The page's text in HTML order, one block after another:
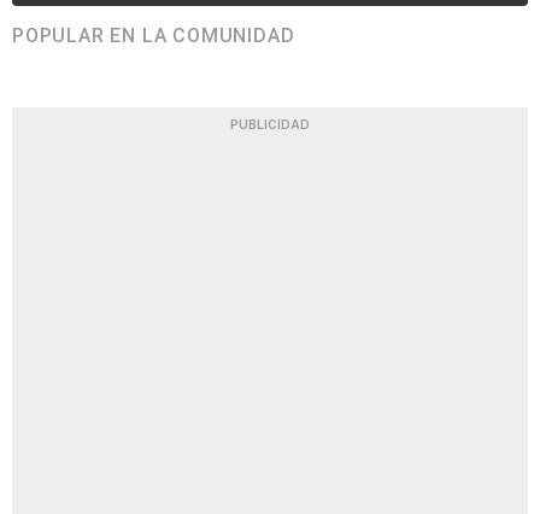
POPULAR EN LA COMUNIDAD
PUBLICIDAD